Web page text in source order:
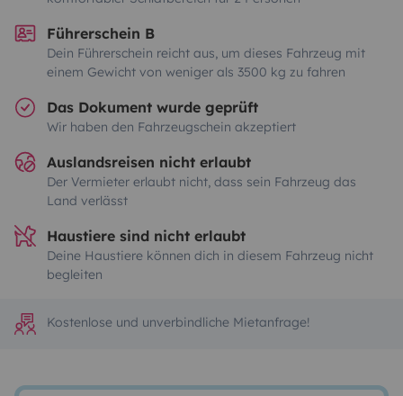
Führerschein B
Dein Führerschein reicht aus, um dieses Fahrzeug mit
einem Gewicht von weniger als 3500 kg zu fahren
Das Dokument wurde geprüft
Wir haben den Fahrzeugschein akzeptiert
Auslandsreisen nicht erlaubt
Der Vermieter erlaubt nicht, dass sein Fahrzeug das
Land verlässt
Haustiere sind nicht erlaubt
Deine Haustiere können dich in diesem Fahrzeug nicht
begleiten
Kostenlose und unverbindliche Mietanfrage!